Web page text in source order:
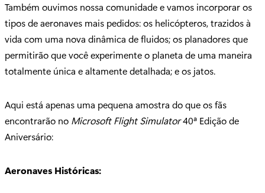
Também ouvimos nossa comunidade e vamos incorporar os
tipos de aeronaves mais pedidos: os helicópteros, trazidos à
vida com uma nova dinâmica de fluidos; os planadores que
permitirão que você experimente o planeta de uma maneira
totalmente única e altamente detalhada; e os jatos.
Aqui está apenas uma pequena amostra do que os fãs
encontrarão no Microsoft Flight Simulator40ª Edição de
Aniversário:
Aeronaves Históricas: